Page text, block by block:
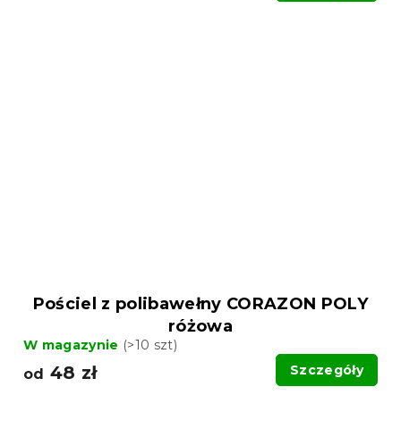
Pościel z polibawełny CORAZON POLY
różowa
W magazynie (>10 szt)
od 48 zł Szczegóły